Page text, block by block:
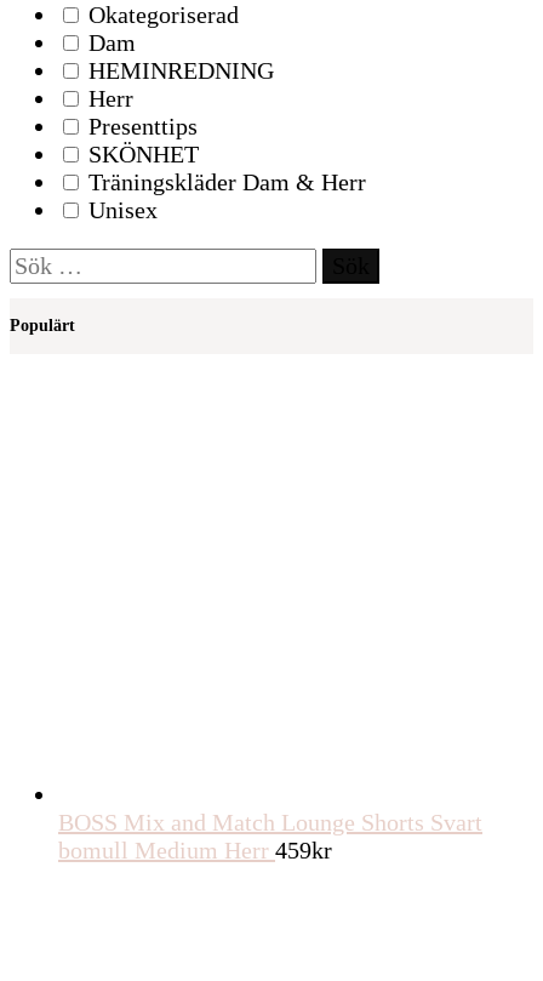
Okategoriserad
Dam
HEMINREDNING
Herr
Presenttips
SKÖNHET
Träningskläder Dam & Herr
Unisex
Sök
efter:
Populärt
BOSS Mix and Match Lounge Shorts Svart
bomull Medium Herr 459kr